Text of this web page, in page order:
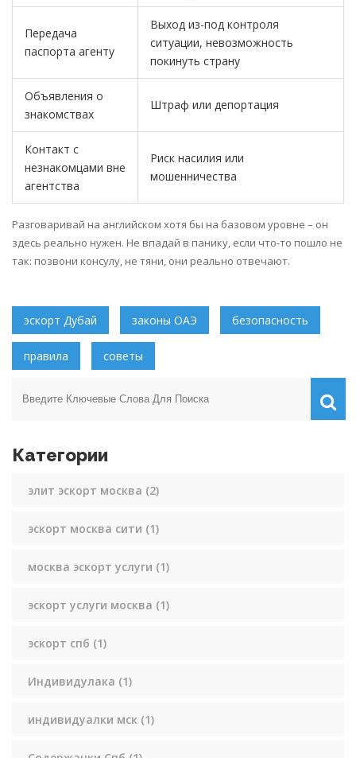
Передача
паспорта агенту
Выход из-под контроля
ситуации, невозможность
покинуть страну
Объявления о
знакомствах
Штраф или депортация
Контакт с
незнакомцами вне
агентства
Риск насилия или
мошенничества
Разговаривай на английском хотя бы на базовом уровне – он
здесь реально нужен. Не впадай в панику, если что-то пошло не
так: позвони консулу, не тяни, они реально отвечают.
эскорт Дубай законы ОАЭ безопасность
правила советы
Категории
элит эскорт москва (2)
эскорт москва сити (1)
москва эскорт услуги (1)
эскорт услуги москва (1)
эскорт спб (1)
Индивидулака (1)
индивидуалки мск (1)